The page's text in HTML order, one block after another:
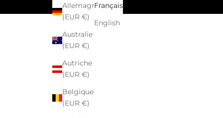
Allemagne
(EUR €)
Australie
(EUR €)
Autriche
(EUR €)
Belgique
(EUR €)
Français
English